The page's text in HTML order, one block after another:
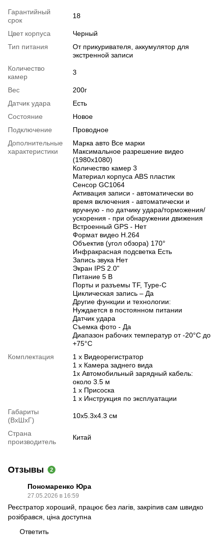
Гарантийный
срок
18
Цвет корпуса
Черный
Тип питания
От прикуривателя, аккумулятор для
экстренной записи
Количество
камер
3
Вес
200г
Датчик удара
Есть
Состояние
Новое
Подключение
Проводное
Дополнительные
характеристики
Марка авто Все марки
Максимальное разрешение видео
(1980х1080)
Количество камер 3
Материал корпуса ABS пластик
Сенсор GC1064
Активация записи - автоматически во
время включения - автоматически и
вручную - по датчику удара/торможения/
ускорения - при обнаружении движения
Встроенный GPS - Нет
Формат видео H.264
Объектив (угол обзора) 170°
Инфракрасная подсветка Есть
Запись звука Нет
Экран IPS 2.0"
Питание 5 В
Порты и разъемы TF, Type-C
Циклическая запись – Да
Другие функции и технологии:
Нуждается в постоянном питании
Датчик удара
Съемка фото - Да
Диапазон рабочих температур от -20°C до
+75°C
Комплектация
1 х Видеорегистратор
1 х Камера заднего вида
1х Автомобильный зарядный кабель:
около 3.5 м
1 х Присоска
1 х Инструкция по эксплуатации
Габариты
(ВхШхГ)
10х5.3х4.3 см
Страна
производитель
Китай
Отзывы 2
Пономаренко Юра
27.05.2026 в 16:59
Реєстратор хороший, працює без лагів, закріпив сам швидко
розібрався, ціна доступна
Ответить